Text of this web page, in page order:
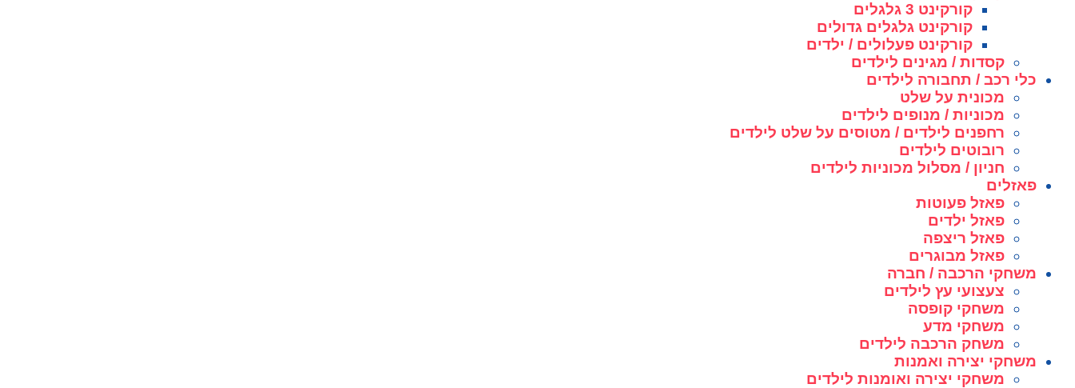
קורקינט 3 גלגלים
קורקינט גלגלים גדולים
קורקינט פעלולים / ילדים
קסדות / מגינים לילדים
כלי רכב / תחבורה לילדים
מכונית על שלט
מכוניות / מנופים לילדים
רחפנים לילדים / מטוסים על שלט לילדים
רובוטים לילדים
חניון / מסלול מכוניות לילדים
פאזלים
פאזל פעוטות
פאזל ילדים
פאזל ריצפה
פאזל מבוגרים
משחקי הרכבה / חברה
צעצועי עץ לילדים
משחקי קופסה
משחקי מדע
משחק הרכבה לילדים
משחקי יצירה ואמנות
משחקי יצירה ואומנות לילדים